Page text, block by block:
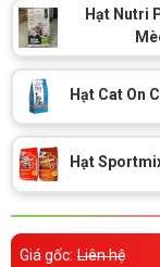
spa cho thú cưng
CHÍNH SÁCH
Chính sách
Chính sách
Hạt Nutri
Hạt Cat On
Hạt
Giá gốc: Liên hệ